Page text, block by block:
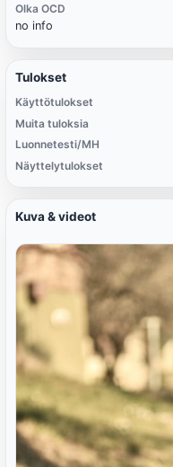
Olka OCD
no info
Tulokset
Käyttötulokset
Muita tuloksia
Luonnetesti/MH
Näyttelytulokset
Kuva & videot